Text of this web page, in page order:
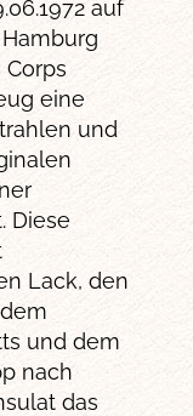
auf
Corps
eine
und
Diese
Lack, den
und dem
nach
das